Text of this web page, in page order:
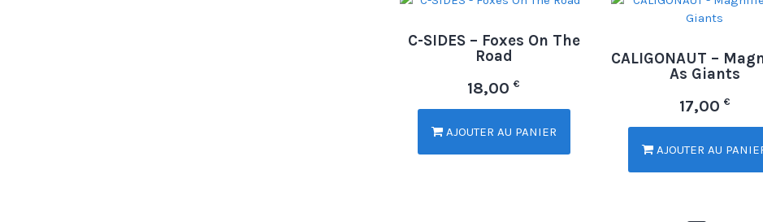
C-SIDES – Foxes On The
Road
18,00 €
AJOUTER AU PANIER
CALIGONAUT –
As Giants
17,00 €
AJOUTER AU